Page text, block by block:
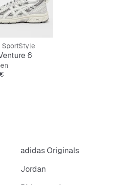
für perfekten Sitz
SportStyle
6
adidas Originals
Jordan